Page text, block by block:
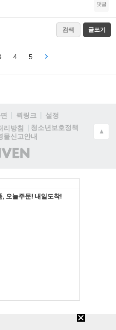
댓글
검색 글쓰기
4 5
퀵링크
설정
리방침
청소년보호정책
물신고안내
(주)
인
▲